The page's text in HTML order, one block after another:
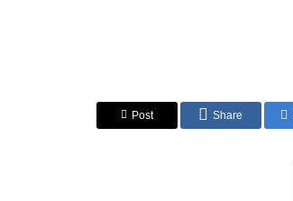
Post Share